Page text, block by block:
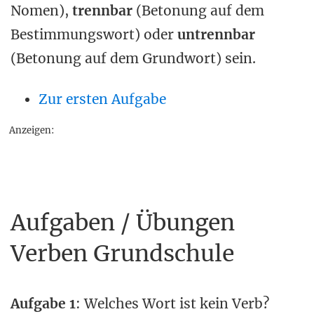
Nomen), trennbar (Betonung auf dem
Bestimmungswort) oder untrennbar
(Betonung auf dem Grundwort) sein.
Zur ersten Aufgabe
Anzeigen:
Aufgaben / Übungen
Verben Grundschule
Aufgabe 1: Welches Wort ist kein Verb?